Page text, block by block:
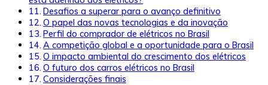
Desafios a superar para o avanço definitivo
O papel das novas tecnologias e da inovação
Perfil do comprador de elétricos no Brasil
A competição global e a oportunidade para o Brasil
O impacto ambiental do crescimento dos elétricos
O futuro dos carros elétricos no Brasil
Considerações finais